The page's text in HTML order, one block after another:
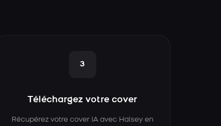
3
Téléchargez votre cover
Récupérez votre cover IA avec Halsey en